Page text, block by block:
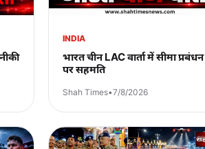
INDIA
भारत चीन LAC वार्ता में सीमा प्रबंधन
पर सहमति
Shah Times•7/8/2026